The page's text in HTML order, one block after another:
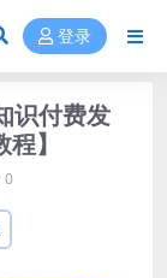
登录
识付费发
】
0